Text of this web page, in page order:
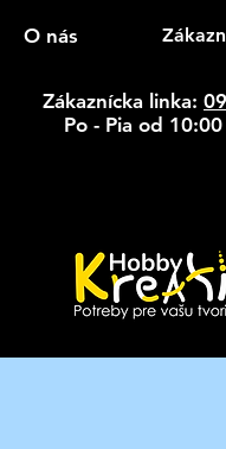
O nás
Zákaznícka linka:
Po - Pia od